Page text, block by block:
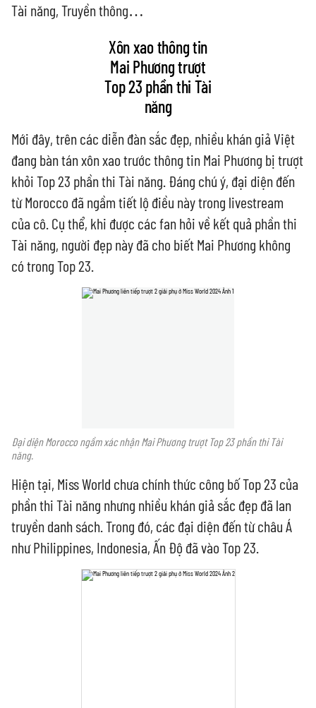
Tài năng, Truyền thông…
Xôn xao thông tin
Mai Phương trượt
Top 23 phần thi Tài
năng
Mới đây, trên các diễn đàn sắc đẹp, nhiều khán giả Việt
đang bàn tán xôn xao trước thông tin Mai Phương bị trượt
khỏi Top 23 phần thi Tài năng. Đáng chú ý, đại diện đến
từ Morocco đã ngầm tiết lộ điều này trong livestream
của cô. Cụ thể, khi được các fan hỏi về kết quả phần thi
Tài năng, người đẹp này đã cho biết Mai Phương không
có trong Top 23.
Đại diện Morocco ngầm xác nhận Mai Phương trượt Top 23 phần thi Tài
năng.
Hiện tại, Miss World chưa chính thức công bố Top 23 của
phần thi Tài năng nhưng nhiều khán giả sắc đẹp đã lan
truyền danh sách. Trong đó, các đại diện đến từ châu Á
như Philippines, Indonesia, Ấn Độ đã vào Top 23.